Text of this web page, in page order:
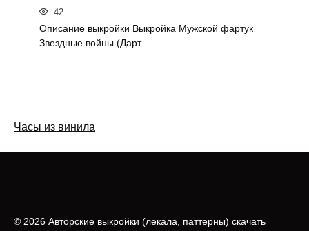
42
Описание выкройки Выкройка Мужской фартук
Звездные войны (Дарт
Часы из винила
© 2026 Авторские выкройки (лeкала, паттерны) скачать